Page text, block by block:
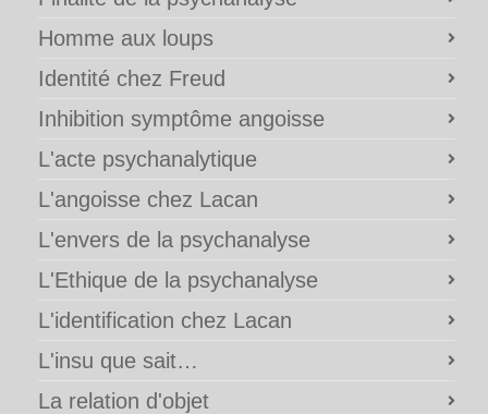
Homme aux loups
Identité chez Freud
Inhibition symptôme angoisse
L'acte psychanalytique
L'angoisse chez Lacan
L'envers de la psychanalyse
L'Ethique de la psychanalyse
L'identification chez Lacan
L'insu que sait…
La relation d'objet